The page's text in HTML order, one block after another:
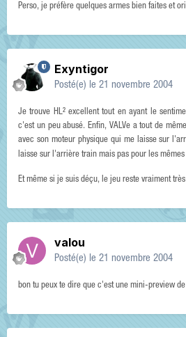
Perso, je préfère quelques armes bien faites et
Exyntigor
Posté(e) le 21 novembre 2004
Je trouve HL² excellent tout en ayant le
c'est un peu abusé. Enfin, VALVe a tout de
avec son moteur physique qui me laisse sur
laisse sur l'arrière train mais pas pour les
Et même si je suis déçu, le jeu reste vraiment
valou
Posté(e) le 21 novembre 2004
bon tu peux te dire que c'est une mini-preview